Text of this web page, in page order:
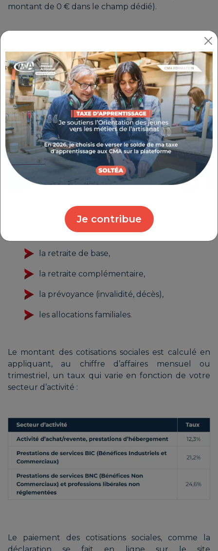
Je contribue
montant de 0 € dans le champ dédié).
À SAVOIR
Si vous ne respectez pas la date d’échéance,
une pénalité de 58€ et des majorations
s’appliqueront sur vos cotisations sociales
PAIEMENT DES COTISATIONS
SOCIALES
En tant que micro entrepreneur, vous bénéficiez
la retraite de base,
la retraite complémentaire,
la prévoyance (invalidité, décès),
les allocations familiales.
Le montant des cotisations sociales est calculé en
appliquant, au chiffre d’affaires mensuel ou
trimestriel, un taux qui varie en fonction de votre
secteur d’activité :
Le paiement des cotisations sociales, comme la
déclaration se fait en ligne sur le site